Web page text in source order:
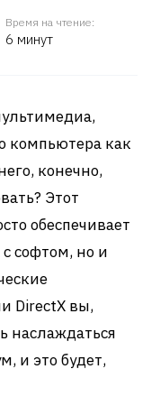
Время на чтение:
6 минут
компьютера как
конечно,
Этот
обеспечивает
софтом, но и
DirectX вы,
наслаждаться
и это будет,